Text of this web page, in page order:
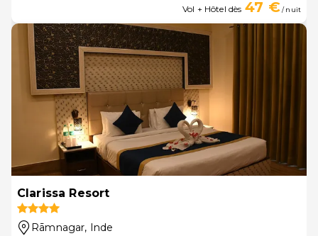
Vol + Hôtel dès 47 €/ nuit
Clarissa Resort
Rāmnagar, Inde